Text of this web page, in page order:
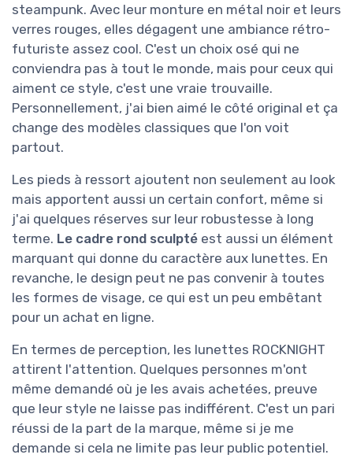
steampunk. Avec leur monture en métal noir et leurs
verres rouges, elles dégagent une ambiance rétro-
futuriste assez cool. C'est un choix osé qui ne
conviendra pas à tout le monde, mais pour ceux qui
aiment ce style, c'est une vraie trouvaille.
Personnellement, j'ai bien aimé le côté original et ça
change des modèles classiques que l'on voit
partout.
Les pieds à ressort ajoutent non seulement au look
mais apportent aussi un certain confort, même si
j'ai quelques réserves sur leur robustesse à long
terme. Le cadre rond sculpté est aussi un élément
marquant qui donne du caractère aux lunettes. En
revanche, le design peut ne pas convenir à toutes
les formes de visage, ce qui est un peu embêtant
pour un achat en ligne.
En termes de perception, les lunettes ROCKNIGHT
attirent l'attention. Quelques personnes m'ont
même demandé où je les avais achetées, preuve
que leur style ne laisse pas indifférent. C'est un pari
réussi de la part de la marque, même si je me
demande si cela ne limite pas leur public potentiel.